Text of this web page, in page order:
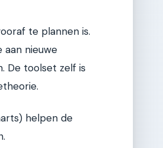
te plannen is.
nieuwe
De toolset zelf is
helpen de